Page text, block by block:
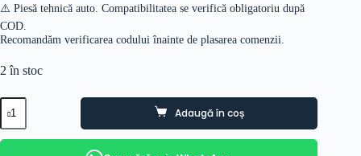
⚠️ Piesă tehnică auto. Compatibilitatea se verifică obligatoriu după
COD.
Recomandăm verificarea codului înainte de plasarea comenzii.
2 în stoc
Cantitate
Cutie
viteze
manuala
Adaugă în coș